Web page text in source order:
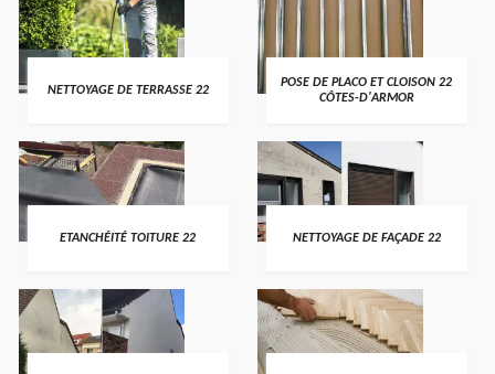
NETTOYAGE DE TERRASSE 22
POSE DE PLACO ET CLOISON 22
CÔTES-D'ARMOR
ETANCHÉITÉ TOITURE 22 NETTOYAGE DE FAÇADE 22